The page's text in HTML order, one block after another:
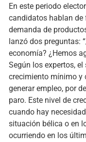
En este periodo
candidatos hablan de
demanda de
lanzó dos preguntas:
economía? ¿Hemos
Según los expertos,
crecimiento mínimo y
generar empleo, por
paro. Este nivel de
cuando hay
situación bélica o en
ocurriendo en los